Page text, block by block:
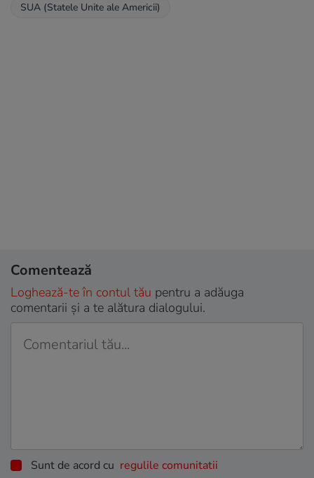
SUA (Statele Unite ale Americii)
Comentează
Loghează-te în contul tău pentru a adăuga
comentarii și a te alătura dialogului.
Sunt de acord cu regulile comunitatii